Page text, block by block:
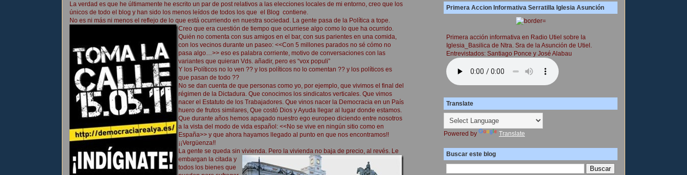
La verdad es que he últimamente he escrito un par de post relativos a las elecciones locales de mi entorno, creo que los
únicos de todo el blog y han sido los menos leídos de todos los que el Blog contiene.
No es ni más ni menos el reflejo de lo que está ocurriendo en nuestra sociedad. La gente pasa de la Política a tope.
Creo que era cuestión de tiempo que ocurriese algo como lo que ha ocurrido.
Quién no comenta con sus amigos en el bar, con sus parientes en una comida,
con los vecinos durante un paseo: <<Con 5 millones parados no sé cómo no
pasa algo…>> eso es palabra corriente, motivo de conversaciones con las
variantes que quieran Vds. añadir, pero es “vox populi”
Y los Políticos no lo ven ?? y los políticos no lo comentan ?? y los políticos es
que pasan de todo ??
No se dan cuenta de que personas como yo, por ejemplo, que vivimos el final del
régimen de la Dictadura. Que conocimos los sindicatos verticales. Que vimos
nacer el Estatuto de los Trabajadores. Que vinos nacer la Democracia en un País
huero de frutos similares, Que costó Dios y Ayuda llegar al lugar donde estamos.
Que durante años hemos apagado nuestro ego europeo diciendo entre nosotros
a la vista del modo de vida español: <<No se vive en ningún sitio como en
España>> y que ahora hayamos llegado al punto en que nos encontramos!!
¡¡Vergüenza!!
La gente se queda sin vivienda. Pero la vivienda no baja de precio, al revés. Le
embargan la citada y
todos los bienes que
Primera Accion Informativa Serratilla Iglesia Asunción
Primera acción informativa en Radio Utiel sobre la
Iglesia_Basilica de Ntra. Sra de la Asunción de Utiel.
Entrevistados: Santiago Ponce y José Alabau
Translate
Powered by Translate
Buscar este blog